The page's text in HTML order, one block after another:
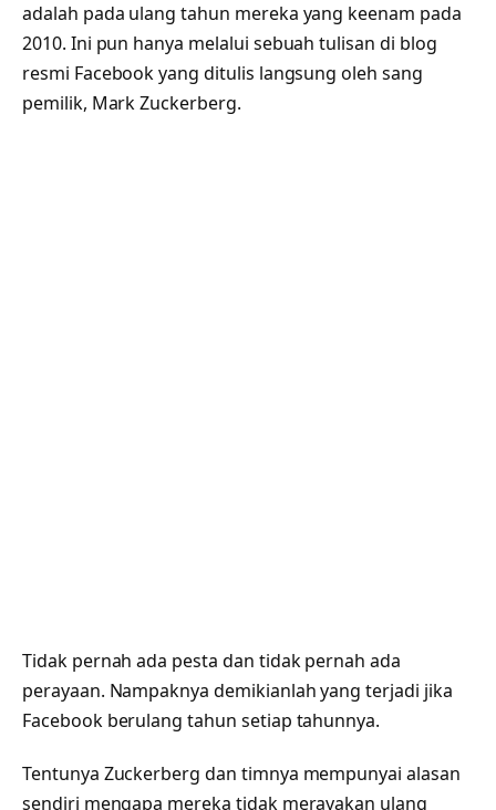
adalah pada ulang tahun mereka yang keenam pada
2010. Ini pun hanya melalui sebuah tulisan di blog
resmi Facebook yang ditulis langsung oleh sang
pemilik, Mark Zuckerberg.
Tidak pernah ada pesta dan tidak pernah ada
perayaan. Nampaknya demikianlah yang terjadi jika
Facebook berulang tahun setiap tahunnya.
Tentunya Zuckerberg dan timnya mempunyai alasan
sendiri mengapa mereka tidak merayakan ulang